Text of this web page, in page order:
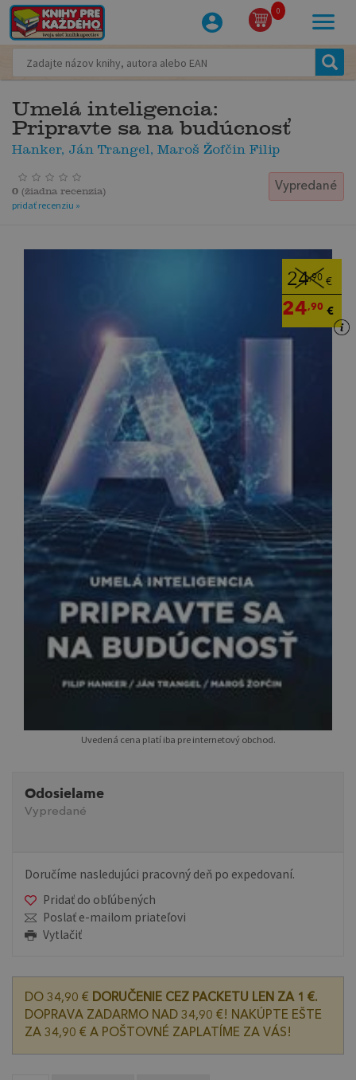
0
Umelá inteligencia:
Pripravte sa na budúcnosť
Hanker, Ján Trangel, Maroš Žofčin Filip
Vypredané
0 (žiadna recenzia)
pridať recenziu »
24,90 €
24,90 €
Uvedená cena platí iba pre internetový obchod.
Odosielame
Vypredané
Doručíme nasledujúci pracovný deň po expedovaní.
Pridať do obľúbených
Poslať e-mailom priateľovi
Vytlačiť
DO 34,90 € DORUČENIE CEZ PACKETU LEN ZA 1 €.
DOPRAVA ZADARMO NAD 34,90 €! NAKÚPTE EŠTE
ZA 34,90 € A POŠTOVNÉ ZAPLATÍME ZA VÁS!